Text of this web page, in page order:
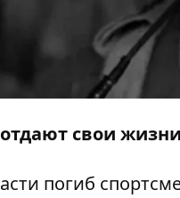
свои
погиб